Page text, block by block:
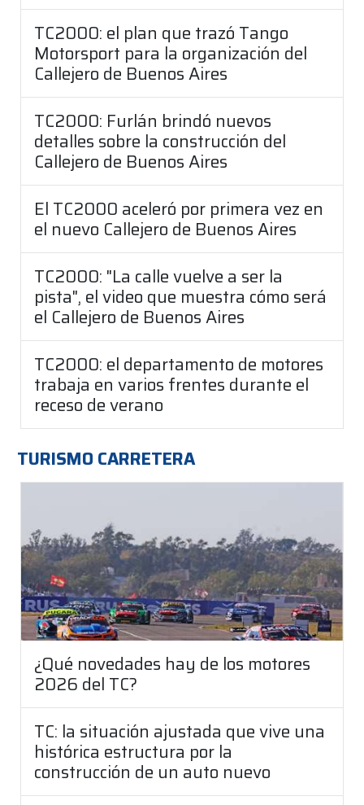
TC2000: el plan que trazó Tango
Motorsport para la organización del
Callejero de Buenos Aires
TC2000: Furlán brindó nuevos
detalles sobre la construcción del
Callejero de Buenos Aires
El TC2000 aceleró por primera vez en
el nuevo Callejero de Buenos Aires
TC2000: "La calle vuelve a ser la
pista", el video que muestra cómo será
el Callejero de Buenos Aires
TC2000: el departamento de motores
trabaja en varios frentes durante el
receso de verano
TURISMO CARRETERA
¿Qué novedades hay de los motores
2026 del TC?
TC: la situación ajustada que vive una
histórica estructura por la
construcción de un auto nuevo